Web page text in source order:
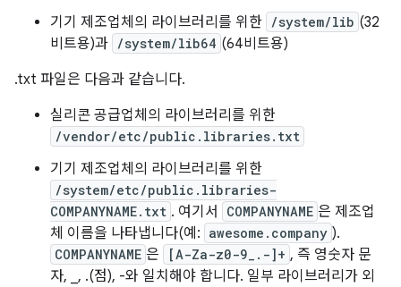
기기 제조업체의 라이브러리를 위한 /system/lib (32
비트용)과 /system/lib64 (64비트용)
.txt 파일은 다음과 같습니다.
실리콘 공급업체의 라이브러리를 위한
/vendor/etc/public.libraries.txt
기기 제조업체의 라이브러리를 위한
/system/etc/public.libraries-
COMPANYNAME.txt . 여기서 COMPANYNAME 은 제조업
체 이름을 나타냅니다(예: awesome.company ).
COMPANYNAME 은 [A-Za-z0-9_.-]+ , 즉 영숫자 문
자, _, .(점), -와 일치해야 합니다. 일부 라이브러리가 외